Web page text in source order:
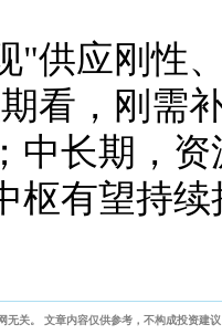
"供应刚性
看，刚需
中长期，
枢有望持续
关。 文章内容仅供参考，不构成投资建